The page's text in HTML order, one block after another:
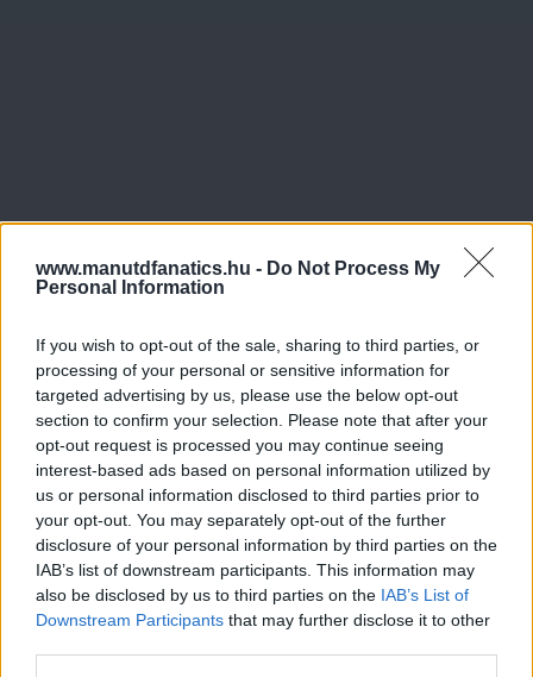
www.manutdfanatics.hu - Do Not Process My
Personal Information
If you wish to opt-out of the sale, sharing to third parties, or
processing of your personal or sensitive information for
targeted advertising by us, please use the below opt-out
section to confirm your selection. Please note that after your
opt-out request is processed you may continue seeing
interest-based ads based on personal information utilized by
us or personal information disclosed to third parties prior to
your opt-out. You may separately opt-out of the further
disclosure of your personal information by third parties on the
IAB’s list of downstream participants. This information may
also be disclosed by us to third parties on the IAB’s List of
Downstream Participants that may further disclose it to other